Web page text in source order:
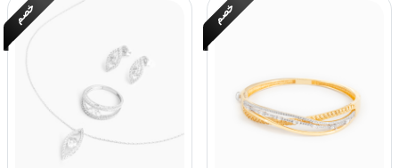
عائلة
خصم خصم